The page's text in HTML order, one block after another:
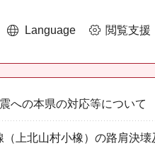
Language 閲覧支援
への本県の対応等について
（上北山村小橡）の路肩決